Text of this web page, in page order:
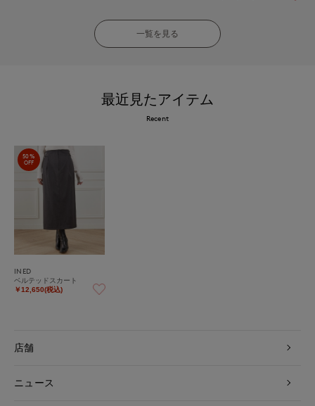
一覧を見る
最近見たアイテム
Recent
50%
OFF
INED
ベルテッドスカート
￥12,650(税込)
店舗
ニュース